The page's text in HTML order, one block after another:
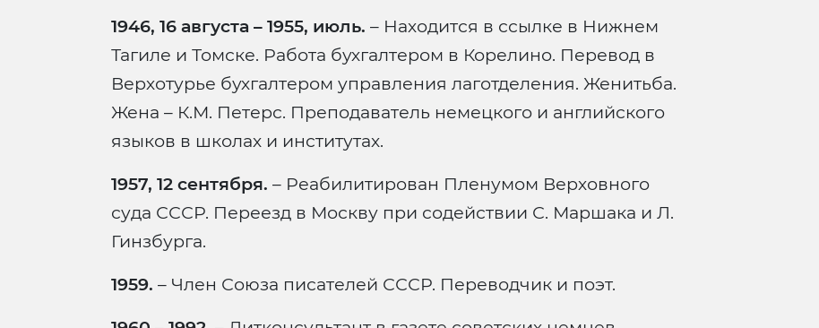
1946, 16 августа – 1955, июль. – Находится в ссылке в Нижнем
Тагиле и Томске. Работа бухгалтером в Корелино. Перевод в
Верхотурье бухгалтером управления лаготделения. Женитьба.
Жена – К.М. Петерс. Преподаватель немецкого и английского
языков в школах и институтах.
1957, 12 сентября. – Реабилитирован Пленумом Верховного
суда СССР. Переезд в Москву при содействии С. Маршака и Л.
Гинзбурга.
1959. – Член Союза писателей СССР. Переводчик и поэт.